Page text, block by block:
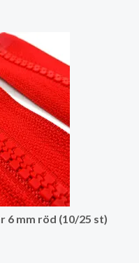
6 mm röd (10/25 st)